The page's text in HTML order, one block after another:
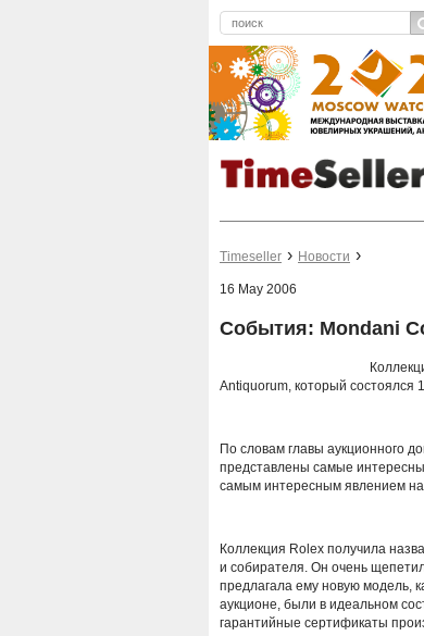
Timeseller Новости
16 May 2006
События: Mondani
Antiquorum, который
По словам главы аукционного
представлены самые
самым интересным явлением
Коллекция Rolex получила
и собирателя. Он очень
предлагала ему новую модель,
аукционе, были в идеальном
гарантийные сертификаты